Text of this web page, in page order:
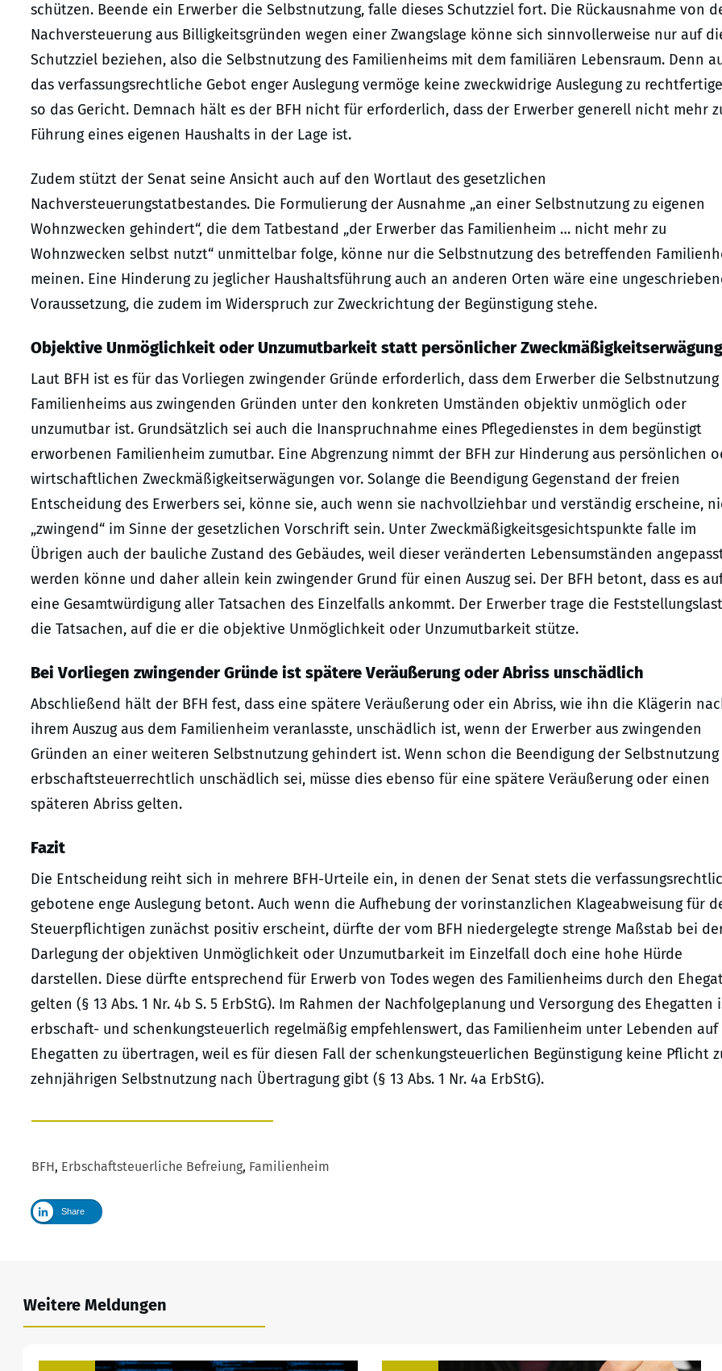
schützen. Beende ein Erwerber die Selbstnutzung, falle dieses Schutzziel fort. Die Rückausnahme von
Nachversteuerung aus Billigkeitsgründen wegen einer Zwangslage könne sich sinnvollerweise nur auf
Schutzziel beziehen, also die Selbstnutzung des Familienheims mit dem familiären Lebensraum. Denn
das verfassungsrechtliche Gebot enger Auslegung vermöge keine zweckwidrige Auslegung zu
so das Gericht. Demnach hält es der BFH nicht für erforderlich, dass der Erwerber generell nicht mehr
Führung eines eigenen Haushalts in der Lage ist.
Zudem stützt der Senat seine Ansicht auch auf den Wortlaut des gesetzlichen
Nachversteuerungstatbestandes. Die Formulierung der Ausnahme „an einer Selbstnutzung zu eigenen
Wohnzwecken gehindert“, die dem Tatbestand „der Erwerber das Familienheim … nicht mehr zu
Wohnzwecken selbst nutzt“ unmittelbar folge, könne nur die Selbstnutzung des betreffenden
meinen. Eine Hinderung zu jeglicher Haushaltsführung auch an anderen Orten wäre eine
Voraussetzung, die zudem im Widerspruch zur Zweckrichtung der Begünstigung stehe.
Objektive Unmöglichkeit oder Unzumutbarkeit statt persönlicher
Laut BFH ist es für das Vorliegen zwingender Gründe erforderlich, dass dem Erwerber die Selbstnutzung
Familienheims aus zwingenden Gründen unter den konkreten Umständen objektiv unmöglich oder
unzumutbar ist. Grundsätzlich sei auch die Inanspruchnahme eines Pflegedienstes in dem begünstigt
erworbenen Familienheim zumutbar. Eine Abgrenzung nimmt der BFH zur Hinderung aus persönlichen
wirtschaftlichen Zweckmäßigkeitserwägungen vor. Solange die Beendigung Gegenstand der freien
Entscheidung des Erwerbers sei, könne sie, auch wenn sie nachvollziehbar und verständig erscheine,
„zwingend“ im Sinne der gesetzlichen Vorschrift sein. Unter Zweckmäßigkeitsgesichtspunkte falle im
Übrigen auch der bauliche Zustand des Gebäudes, weil dieser veränderten Lebensumständen
werden könne und daher allein kein zwingender Grund für einen Auszug sei. Der BFH betont, dass es
eine Gesamtwürdigung aller Tatsachen des Einzelfalls ankommt. Der Erwerber trage die
die Tatsachen, auf die er die objektive Unmöglichkeit oder Unzumutbarkeit stütze.
Bei Vorliegen zwingender Gründe ist spätere Veräußerung oder Abriss unschädlich
Abschließend hält der BFH fest, dass eine spätere Veräußerung oder ein Abriss, wie ihn die Klägerin
ihrem Auszug aus dem Familienheim veranlasste, unschädlich ist, wenn der Erwerber aus zwingenden
Gründen an einer weiteren Selbstnutzung gehindert ist. Wenn schon die Beendigung der Selbstnutzung
erbschaftsteuerrechtlich unschädlich sei, müsse dies ebenso für eine spätere Veräußerung oder einen
späteren Abriss gelten.
Fazit
Die Entscheidung reiht sich in mehrere BFH-Urteile ein, in denen der Senat stets die
gebotene enge Auslegung betont. Auch wenn die Aufhebung der vorinstanzlichen Klageabweisung für
Steuerpflichtigen zunächst positiv erscheint, dürfte der vom BFH niedergelegte strenge Maßstab bei
Darlegung der objektiven Unmöglichkeit oder Unzumutbarkeit im Einzelfall doch eine hohe Hürde
darstellen. Diese dürfte entsprechend für Erwerb von Todes wegen des Familienheims durch den
gelten (§ 13 Abs. 1 Nr. 4b S. 5 ErbStG). Im Rahmen der Nachfolgeplanung und Versorgung des Ehegatten
erbschaft- und schenkungsteuerlich regelmäßig empfehlenswert, das Familienheim unter Lebenden auf
Ehegatten zu übertragen, weil es für diesen Fall der schenkungsteuerlichen Begünstigung keine Pflicht
zehnjährigen Selbstnutzung nach Übertragung gibt (§ 13 Abs. 1 Nr. 4a ErbStG).
BFH, Erbschaftsteuerliche Befreiung, Familienheim
Share
Weitere Meldungen